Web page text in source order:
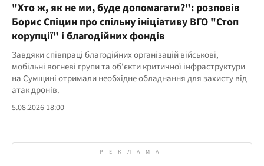
"Хто ж, як не ми, буде допомагати?": розповів
Борис Спіцин про спільну ініціативу ВГО "Стоп
корупції" і благодійних фондів
Завдяки співпраці благодійних організацій військові,
мобільні вогневі групи та об'єкти критичної інфраструктури
на Сумщині отримали необхідне обладнання для захисту від
атак дронів.
5.08.2026 18:00